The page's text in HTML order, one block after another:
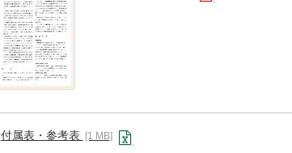
付属表・参考表 [1 MB]